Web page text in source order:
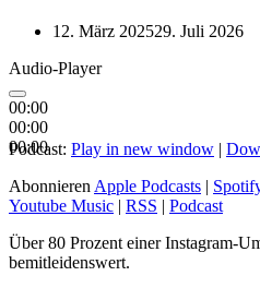
12. März 202529. Juli 2026
Audio-Player
00:00
00:00
00:00
Podcast: Play in new window |
Abonnieren Apple Podcasts |
Youtube Music | RSS | Podcast
Über 80 Prozent einer Instagram-
bemitleidenswert.